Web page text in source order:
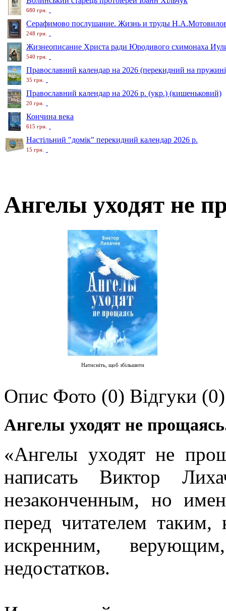
680 грн.
Серафимово послушание. Жизнь и труды
248 грн.
Жизнеописание Христа ради Юродивого схимонаха
540 грн.
Православний календар на 2026 (перекидний на
35 грн.
Православний календар на 2026 р. (укр.) (кишеньковий)
20 грн.
Кончина века
615 грн.
Настільний "домік" перекидний календар 2026 р.
15 грн.
Ангелы уходят не
Натисніть, щоб збільшити
Опис Фото (0) Відгуки (0)
Ангелы уходят не
«Ангелы уходят не
написать Виктор
незаконченным, но
перед читателем
искренним,
недостатков.